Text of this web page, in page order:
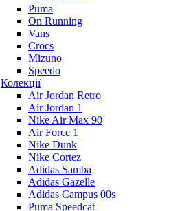
Puma
On Running
Vans
Crocs
Mizuno
Speedo
Колекції
Air Jordan Retro
Air Jordan 1
Nike Air Max 90
Air Force 1
Nike Dunk
Nike Cortez
Adidas Samba
Adidas Gazelle
Adidas Campus 00s
Puma Speedcat